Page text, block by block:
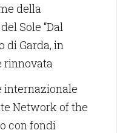
della
Sole “Dal
di Garda, in
rinnovata
internazionale
Network of the
con fondi